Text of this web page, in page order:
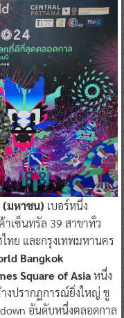
มหาชน) เบอร์หนึ่ง
เซ็นทรัล 39 สาขาทั่ว
ทย และกรุงเทพมหานคร
Bangkok
Square of Asiaหนึ่ง
างปรากฏการณ์ยิ่งใหญ่ ชู
อันดับหนึ่งตลอดกาล